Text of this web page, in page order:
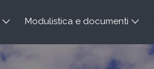
Modulistica e documenti